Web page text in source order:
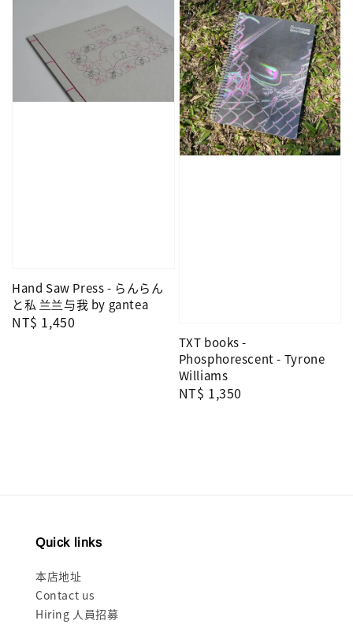
Hand Saw Press - らんらん
と私 兰兰与我 by gantea
Regular
NT$ 1,450
TXT books -
Phosphorescent - Tyrone
Williams
Regular
NT$ 1,350
Quick links
本店地址
Contact us
Hiring 人員招募